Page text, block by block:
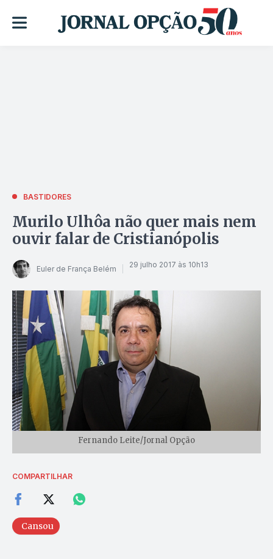
BASTIDORES
Murilo Ulhôa não quer mais nem
ouvir falar de Cristianópolis
Euler de França Belém 29 julho 2017 às 10h13
Fernando Leite/Jornal Opção
COMPARTILHAR
Cansou